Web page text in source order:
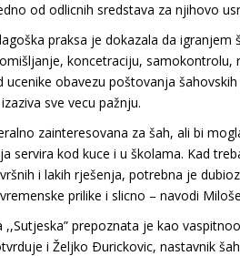
od odlicnih sredstava za njihovo
praksa je dokazala da
koncetraciju,
ucenike obavezu poštovanja
sve vecu pažnju.
zainteresovana za šah, ali bi
servira kod kuce i u školama. Kad
i lakih rješenja, potrebna je
prilike i slicno – navodi
,,Sutjeska” prepoznata je kao
i Željko Ðurickovic, nastavnik